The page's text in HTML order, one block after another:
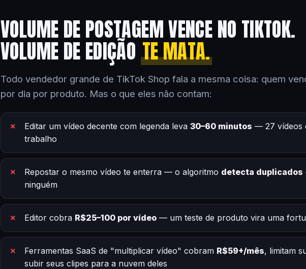
VOLUME DE POSTAGEM VENCE NO TIKTOK.
VOLUME DE EDIÇÃO TE MATA.
Todo vendedor grande de TikTok Shop fala a mesma coisa: quem
por dia por produto. Mas o que eles não contam:
Editar um vídeo decente com legenda leva 30–60 minutos — 27 vídeos
trabalho
Repostar o mesmo vídeo te enterra — o algoritmo detecta duplicados
ninguém
Editor cobra R$25–100 por vídeo — um teste de produto vira uma
Ferramentas SaaS de "multiplicar vídeo" cobram R$59+/mês, limitam
subir seus clipes para a nuvem deles